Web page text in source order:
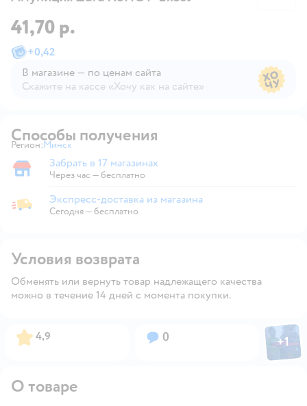
41,70 р.
+0,42
В магазине — по ценам сайта
Скажите на кассе «Хочу как на сайте»
Способы получения
Регион: Выбор адреса доставки.
Минск
Забрать в магазине
Забрать в 17 магазинах
Через час — бесплатно
Экспресс-доставка из магазина
Экспресс-доставка из магазина
Сегодня—бесплатно
Условия возврата
Обменять или вернуть товар надлежащего качества
можно в течение 14 дней с момента покупки.
Рейтинг:
4,9 Вопросов:
0 Фото
+1
О товаре